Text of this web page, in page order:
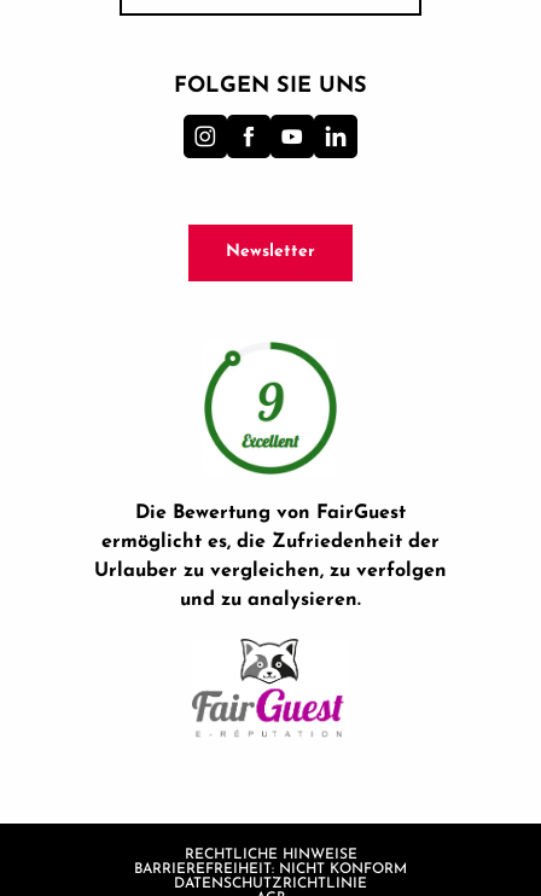
FOLGEN SIE UNS
Newsletter
Die Bewertung von FairGuest
ermöglicht es, die Zufriedenheit der
Urlauber zu vergleichen, zu verfolgen
und zu analysieren.
RECHTLICHE HINWEISE
BARRIEREFREIHEIT: NICHT KONFORM
DATENSCHUTZRICHTLINIE